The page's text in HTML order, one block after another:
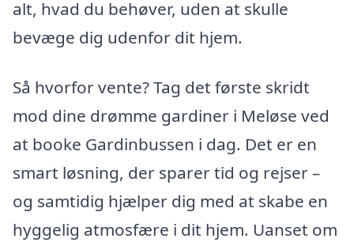
alt, hvad du behøver, uden at skulle
bevæge dig udenfor dit hjem.
Så hvorfor vente? Tag det første skridt
mod dine drømme gardiner i Meløse ved
at booke Gardinbussen i dag. Det er en
smart løsning, der sparer tid og rejser –
og samtidig hjælper dig med at skabe en
hyggelig atmosfære i dit hjem. Uanset om